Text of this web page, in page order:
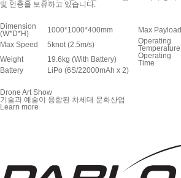
및 인증을 보유하고 있습니다.
Dimension
(W*D*H)
1000*1000*400mm Max Payload
Max Speed
5knot (2.5m/s)
Operating
Temperature
Weight
19.6kg (With Battery)
Operating
Time
Battery
LiPo (6S/22000mAh x 2)
Drone Art Show
기술과 예술이 융합된 차세대 문화산업
Learn more